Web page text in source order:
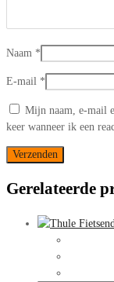
Naam *
E-mail *
Mijn naam, e-mail
keer wanneer ik een
Gerelateerde